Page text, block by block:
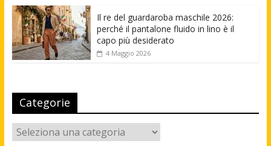
Il re del guardaroba maschile 2026:
perché il pantalone fluido in lino è il
capo più desiderato
4 Maggio 2026
Categorie
Categorie